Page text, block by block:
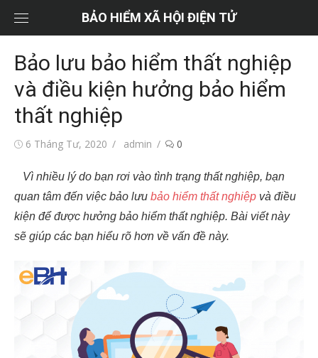
dung
BẢO HIỂM XÃ HỘI ĐIỆN TỬ
Bảo lưu bảo hiểm thất nghiệp
và điều kiện hưởng bảo hiểm
thất nghiệp
Đăng6 Tháng Tư, 2020
Tác
admin 0
Vì nhiều lý do bạn rơi vào tình trạng thất nghiệp, bạn
quan tâm đến việc bảo lưu bảo hiểm thất nghiệp và điều
kiện để được hưởng bảo hiểm thất nghiệp. Bài viết này
sẽ giúp các bạn hiểu rõ hơn về vấn đề này.